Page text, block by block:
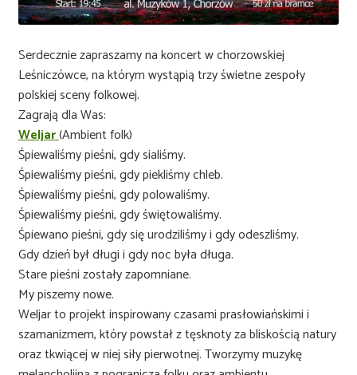
Serdecznie zapraszamy na koncert w chorzowskiej
Leśniczówce, na którym wystąpią trzy świetne zespoły
polskiej sceny folkowej.
Zagrają dla Was:
Weljar(Ambient folk)
Śpiewaliśmy pieśni, gdy sialiśmy.
Śpiewaliśmy pieśni, gdy piekliśmy chleb.
Śpiewaliśmy pieśni, gdy polowaliśmy.
Śpiewaliśmy pieśni, gdy świętowaliśmy.
Śpiewano pieśni, gdy się urodziliśmy i gdy odeszliśmy.
Gdy dzień był długi i gdy noc była długa.
Stare pieśni zostały zapomniane.
My piszemy nowe.
Weljar to projekt inspirowany czasami prasłowiańskimi i
szamanizmem, który powstał z tęsknoty za bliskością natury
oraz tkwiącej w niej siły pierwotnej. Tworzymy muzykę